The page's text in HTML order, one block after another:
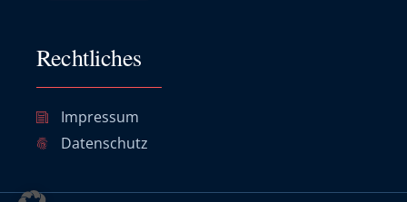
Rechtliches
Impressum
Datenschutz